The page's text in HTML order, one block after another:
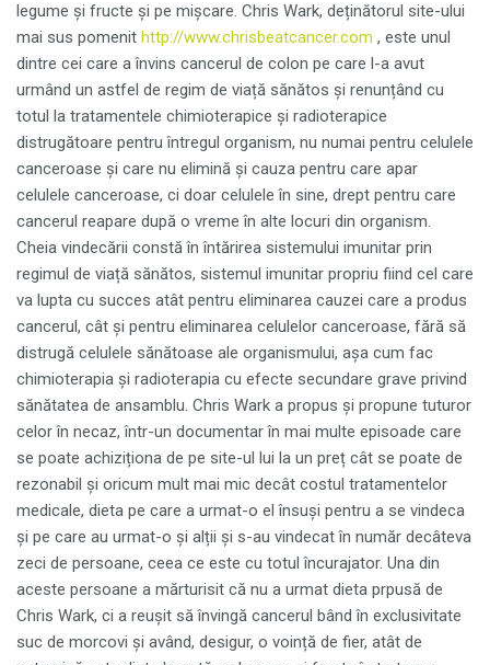
legume și fructe și pe mișcare. Chris Wark, deținătorul site-ului
mai sus pomenit http://www.chrisbeatcancer.com , este unul
dintre cei care a învins cancerul de colon pe care l-a avut
urmând un astfel de regim de viață sănătos și renunțând cu
totul la tratamentele chimioterapice și radioterapice
distrugătoare pentru întregul organism, nu numai pentru celulele
canceroase și care nu elimină și cauza pentru care apar
celulele canceroase, ci doar celulele în sine, drept pentru care
cancerul reapare după o vreme în alte locuri din organism.
Cheia vindecării constă în întărirea sistemului imunitar prin
regimul de viață sănătos, sistemul imunitar propriu fiind cel care
va lupta cu succes atât pentru eliminarea cauzei care a produs
cancerul, cât și pentru eliminarea celulelor canceroase, fără să
distrugă celulele sănătoase ale organismului, așa cum fac
chimioterapia și radioterapia cu efecte secundare grave privind
sănătatea de ansamblu. Chris Wark a propus și propune tuturor
celor în necaz, într-un documentar în mai multe episoade care
se poate achiziționa de pe site-ul lui la un preț cât se poate de
rezonabil și oricum mult mai mic decât costul tratamentelor
medicale, dieta pe care a urmat-o el însuși pentru a se vindeca
și pe care au urmat-o și alții și s-au vindecat în număr decâteva
zeci de persoane, ceea ce este cu totul încurajator. Una din
aceste persoane a mărturisit că nu a urmat dieta prpusă de
Chris Wark, ci a reușit să învingă cancerul bând în exclusivitate
suc de morcovi și având, desigur, o voință de fier, atât de